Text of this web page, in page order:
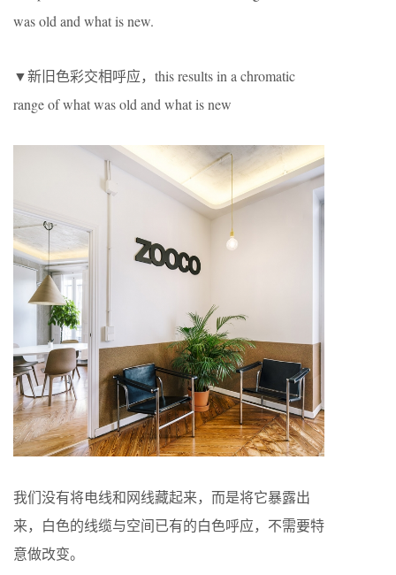
was old and what is new.
▼新旧色彩交相呼应，this results in a chromatic
range of what was old and what is new
我们没有将电线和网线藏起来，而是将它暴露出
来，白色的线缆与空间已有的白色呼应，不需要特
意做改变。